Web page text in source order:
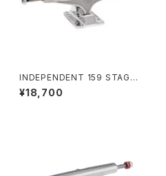
INDEPENDENT 159 STAGE
11 FORGED TITANIUM STA
NDARD SKATEBOARD TRU
¥18,700